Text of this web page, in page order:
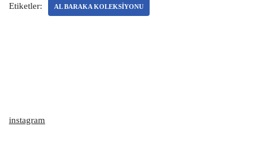
Etiketler: AL BARAKA KOLEKSIYONU
instagram